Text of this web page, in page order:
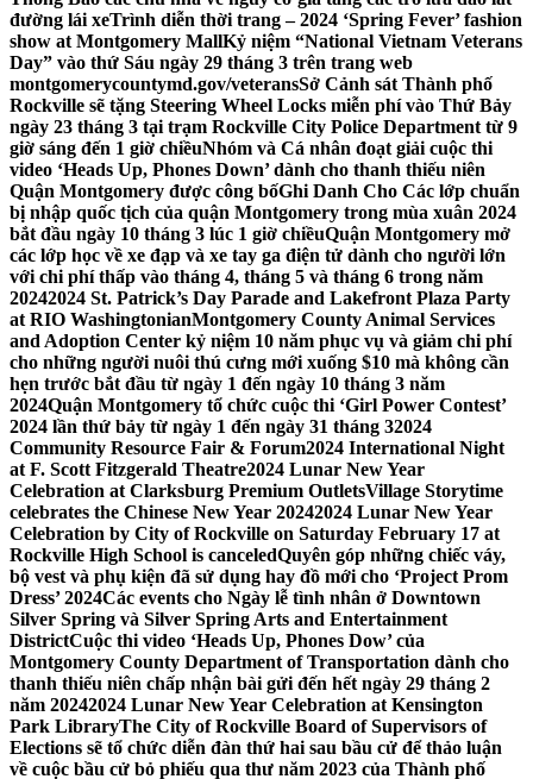
đường lái xeTrình diễn thời trang – 2024 ‘Spring Fever’ fashion
show at Montgomery MallKỷ niệm “National Vietnam Veterans
Day” vào thứ Sáu ngày 29 tháng 3 trên trang web
montgomerycountymd.gov/veteransSở Cảnh sát Thành phố
Rockville sẽ tặng Steering Wheel Locks miễn phí vào Thứ Bảy
ngày 23 tháng 3 tại trạm Rockville City Police Department từ 9
giờ sáng đến 1 giờ chiềuNhóm và Cá nhân đoạt giải cuộc thi
video ‘Heads Up, Phones Down’ dành cho thanh thiếu niên
Quận Montgomery được công bốGhi Danh Cho Các lớp chuẩn
bị nhập quốc tịch của quận Montgomery trong mùa xuân 2024
bắt đầu ngày 10 tháng 3 lúc 1 giờ chiềuQuận Montgomery mở
các lớp học về xe đạp và xe tay ga điện tử dành cho người lớn
với chi phí thấp vào tháng 4, tháng 5 và tháng 6 trong năm
20242024 St. Patrick’s Day Parade and Lakefront Plaza Party
at RIO WashingtonianMontgomery County Animal Services
and Adoption Center kỷ niệm 10 năm phục vụ và giảm chi phí
cho những người nuôi thú cưng mới xuống $10 mà không cần
hẹn trước bắt đầu từ ngày 1 đến ngày 10 tháng 3 năm
2024Quận Montgomery tổ chức cuộc thi ‘Girl Power Contest’
2024 lần thứ bảy từ ngày 1 đến ngày 31 tháng 32024
Community Resource Fair & Forum2024 International Night
at F. Scott Fitzgerald Theatre2024 Lunar New Year
Celebration at Clarksburg Premium OutletsVillage Storytime
celebrates the Chinese New Year 20242024 Lunar New Year
Celebration by City of Rockville on Saturday February 17 at
Rockville High School is canceledQuyên góp những chiếc váy,
bộ vest và phụ kiện đã sử dụng hay đồ mới cho ‘Project Prom
Dress’ 2024Các events cho Ngày lễ tình nhân ở Downtown
Silver Spring và Silver Spring Arts and Entertainment
DistrictCuộc thi video ‘Heads Up, Phones Dow’ của
Montgomery County Department of Transportation dành cho
thanh thiếu niên chấp nhận bài gửi đến hết ngày 29 tháng 2
năm 20242024 Lunar New Year Celebration at Kensington
Park LibraryThe City of Rockville Board of Supervisors of
Elections sẽ tổ chức diễn đàn thứ hai sau bầu cử để thảo luận
về cuộc bầu cử bỏ phiếu qua thư năm 2023 của Thành phố